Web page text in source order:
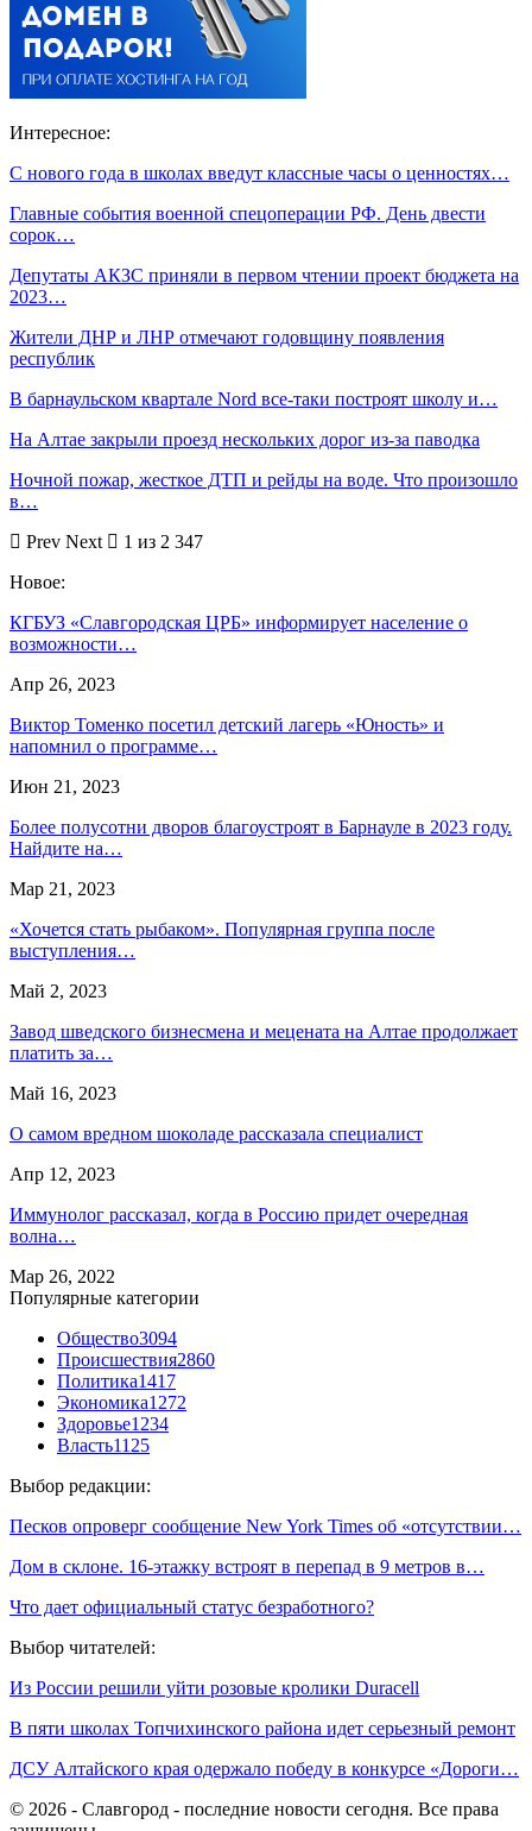
Интересное:
С нового года в школах введут классные часы о ценностях…
Главные события военной спецоперации РФ. День двести
сорок…
Депутаты АКЗС приняли в первом чтении проект бюджета на
2023…
Жители ДНР и ЛНР отмечают годовщину появления
республик
В барнаульском квартале Nord все-таки построят школу и…
На Алтае закрыли проезд нескольких дорог из-за паводка
Ночной пожар, жесткое ДТП и рейды на воде. Что произошло
в…
Prev Next
1 из 2 347
Новое:
КГБУЗ «Славгородская ЦРБ» информирует население о
возможности…
Апр 26, 2023
Виктор Томенко посетил детский лагерь «Юность» и
напомнил о программе…
Июн 21, 2023
Более полусотни дворов благоустроят в Барнауле в 2023 году.
Найдите на…
Мар 21, 2023
«Хочется стать рыбаком». Популярная группа после
выступления…
Май 2, 2023
Завод шведского бизнесмена и мецената на Алтае продолжает
платить за…
Май 16, 2023
О самом вредном шоколаде рассказала специалист
Апр 12, 2023
Иммунолог рассказал, когда в Россию придет очередная
волна…
Мар 26, 2022
Популярные категории
Общество3094
Происшествия2860
Политика1417
Экономика1272
Здоровье1234
Власть1125
Выбор редакции:
Песков опроверг сообщение New York Times об «отсутствии…
Дом в склоне. 16-этажку встроят в перепад в 9 метров в…
Что дает официальный статус безработного?
Выбор читателей:
Из России решили уйти розовые кролики Duracell
В пяти школах Топчихинского района идет серьезный ремонт
ДСУ Алтайского края одержало победу в конкурсе «Дороги…
© 2026 - Славгород - последние новости сегодня. Все права